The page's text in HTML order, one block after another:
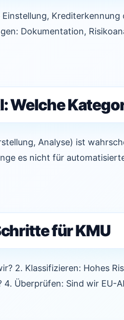
Dokumentation,
Welche
Analyse) ist
es nicht für
für KMU
2. Klassifizieren: Hohes
4. Überprüfen: Sind wir EU-